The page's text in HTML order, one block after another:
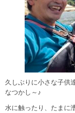
久しぶりに小さな子供
なつかし～♪
水に触ったり、たまに